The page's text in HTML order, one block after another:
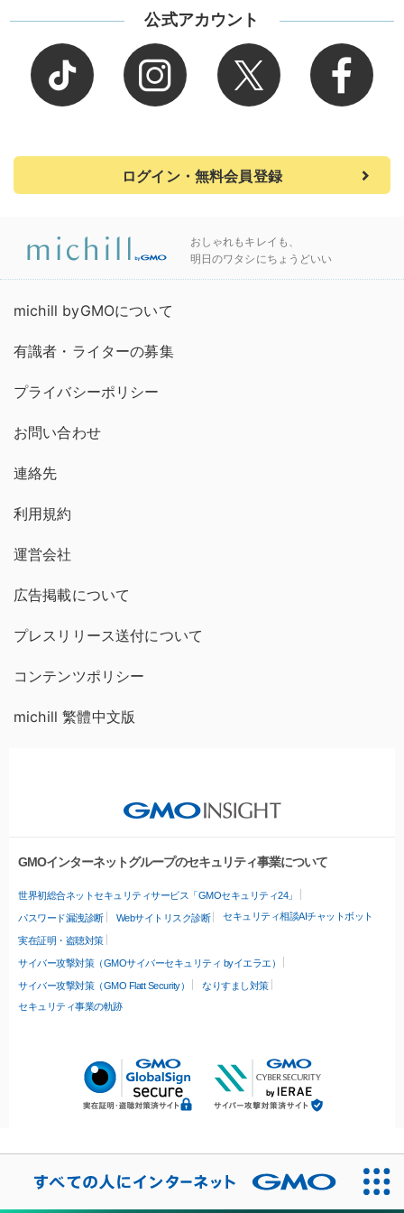
公式アカウント
ログイン・無料会員登録
おしゃれもキレイも、
明日のワタシにちょうどいい
michill byGMOについて
有識者・ライターの募集
プライバシーポリシー
お問い合わせ
連絡先
利用規約
運営会社
広告掲載について
プレスリリース送付について
コンテンツポリシー
michill 繁體中文版
GMOインターネットグループのセキュリティ事業について
世界初総合ネットセキュリティサービス「GMOセキュリティ24」
パスワード漏洩診断 Webサイトリスク診断 セキュリティ相談AIチャットボット
実在証明・盗聴対策
サイバー攻撃対策（GMOサイバーセキュリティ byイエラエ）
サイバー攻撃対策（GMO Flatt Security）
なりすまし対策
セキュリティ事業の軌跡